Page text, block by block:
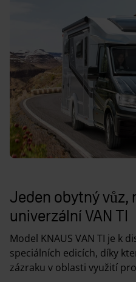
Jeden obytný vůz,
univerzální VAN TI
Model KNAUS VAN TI je k
speciálních edicích, díky
zázraku v oblasti využití